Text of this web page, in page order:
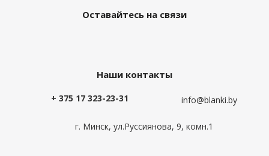
Оставайтесь на связи
Наши контакты
+ 375 17 323-23-31 info@blanki.by
г. Минск, ул.Руссиянова, 9, комн.1